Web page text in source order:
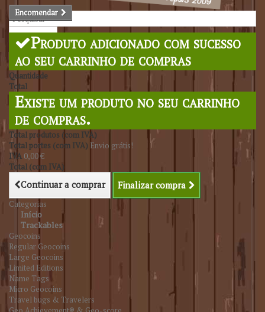
Pesquisar
Encomendar
Produto adicionado com sucesso
ao seu carrinho de compras
Quantidade
Total
Existe um produto no seu carrinho
de compras.
Total produtos (com IVA)
Total portes (com IVA) Envio grátis!
IVA 0,00 €
Total (com IVA)
Continuar a comprar Finalizar compra
Categorias
Início
Trackables
Geocoins
Regular Geocoins
Large Geocoins
Limited Editions
Name Tags
Micro Geocoins
Travel bugs & Travelers